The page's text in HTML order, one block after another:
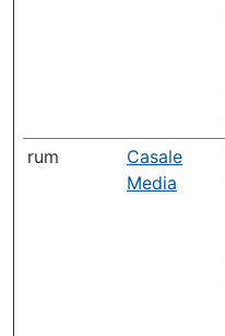
rum
Casale
Media